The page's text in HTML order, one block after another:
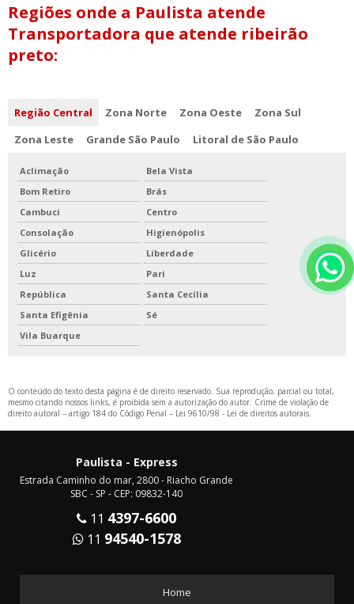
Regiões onde a Paulista atende
Transportadora que atende ribeirão
preto:
Região Central Zona Norte Zona Oeste
Zona Sul
Zona Leste
Grande São Paulo Litoral de São Paulo
Aclimação
Bela Vista
Bom Retiro
Brás
Cambuci
Centro
Consolação
Higienópolis
Glicério
Liberdade
Luz
Pari
República
Santa Cecília
Santa Efigênia
Sé
Vila Buarque
O conteúdo do texto desta página é de direito reservado. Sua reprodução, parcial ou total,
mesmo citando nossos links, é proibida sem a autorização do autor. Crime de violação de
direito autoral – artigo 184 do Código Penal – Lei 9610/98 - Lei de direitos autorais
Paulista - Express
Estrada Caminho do mar, 2800 - Riacho Grande
SBC - SP - CEP: 09832-140
11 4397-6600
11 94540-1578
Home